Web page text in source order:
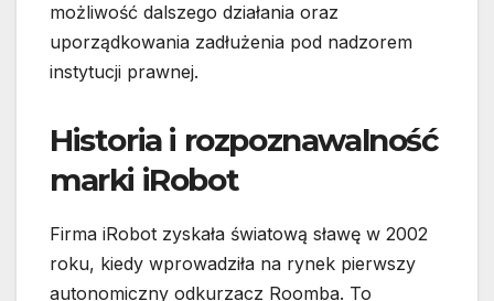
możliwość dalszego działania oraz
uporządkowania zadłużenia pod nadzorem
instytucji prawnej.
Historia i rozpoznawalność
marki iRobot
Firma iRobot zyskała światową sławę w 2002
roku, kiedy wprowadziła na rynek pierwszy
autonomiczny odkurzacz Roomba. To